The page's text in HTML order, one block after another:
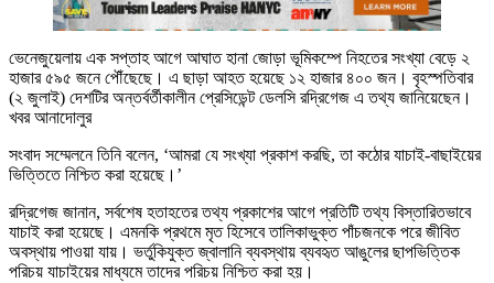
ভেনেজুয়েলায় এক সপ্তাহ আগে আঘাত হানা জোড়া ভূমিকম্পে নিহতের সংখ্যা বেড়ে ২
হাজার ৫৯৫ জনে পৌঁছেছে। এ ছাড়া আহত হয়েছে ১২ হাজার ৪০০ জন। বৃহস্পতিবার
(২ জুলাই) দেশটির অন্তর্বর্তীকালীন প্রেসিডেন্ট ডেলসি রদ্রিগেজ এ তথ্য জানিয়েছেন।
খবর আনাদোলুর
সংবাদ সম্মেলনে তিনি বলেন, ‘আমরা যে সংখ্যা প্রকাশ করছি, তা কঠোর যাচাই-বাছাইয়ের
ভিত্তিতে নিশ্চিত করা হয়েছে।’
রদ্রিগেজ জানান, সর্বশেষ হতাহতের তথ্য প্রকাশের আগে প্রতিটি তথ্য বিস্তারিতভাবে
যাচাই করা হয়েছে। এমনকি প্রথমে মৃত হিসেবে তালিকাভুক্ত পাঁচজনকে পরে জীবিত
অবস্থায় পাওয়া যায়। ভর্তুকিযুক্ত জ্বালানি ব্যবস্থায় ব্যবহৃত আঙুলের ছাপভিত্তিক
পরিচয় যাচাইয়ের মাধ্যমে তাদের পরিচয় নিশ্চিত করা হয়।